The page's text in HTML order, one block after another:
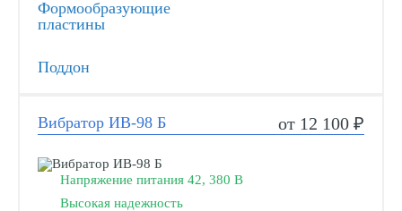
Формообразующие
пластины
Поддон
Вибратор ИВ-98 Б от 12 100 ₽
Напряжение питания 42, 380 В
Высокая надежность